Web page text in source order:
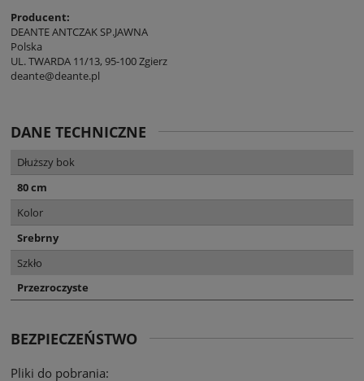
Producent:
DEANTE ANTCZAK SP.JAWNA
Polska
UL. TWARDA 11/13, 95-100 Zgierz
deante@deante.pl
DANE TECHNICZNE
Dłuższy bok
80 cm
Kolor
Srebrny
Szkło
Przezroczyste
BEZPIECZEŃSTWO
Pliki do pobrania: